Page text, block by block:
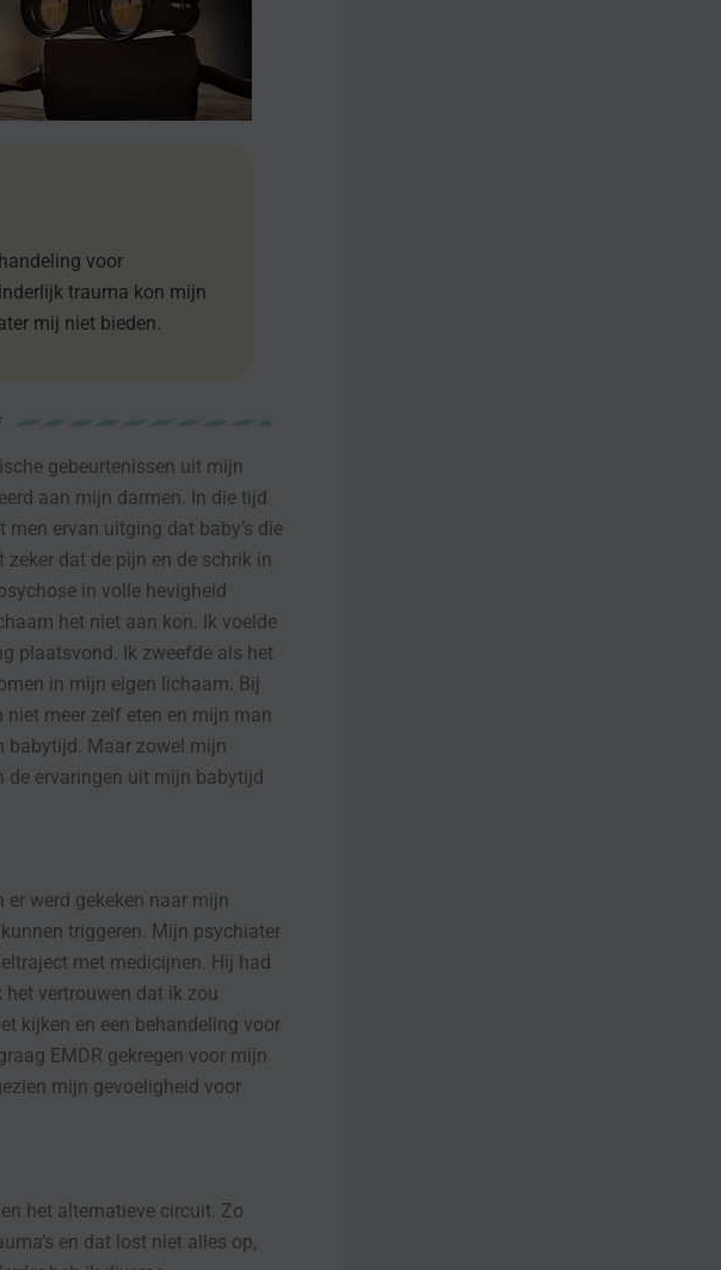
voor
trauma kon mijn
mij niet bieden.
gebeurtenissen uit mijn
aan mijn darmen. In die tijd
ervan uitging dat baby’s die
dat de pijn en de schrik in
in volle hevigheid
het niet aan kon. Ik voelde
plaatsvond. Ik zweefde als het
in mijn eigen lichaam. Bij
niet meer zelf eten en mijn man
babytijd. Maar zowel mijn
de ervaringen uit mijn babytijd
er werd gekeken naar mijn
triggeren. Mijn psychiater
met medicijnen. Hij had
vertrouwen dat ik zou
kijken en een behandeling voor
EMDR gekregen voor mijn
mijn gevoeligheid voor
het alternatieve circuit. Zo
en dat lost niet alles op,